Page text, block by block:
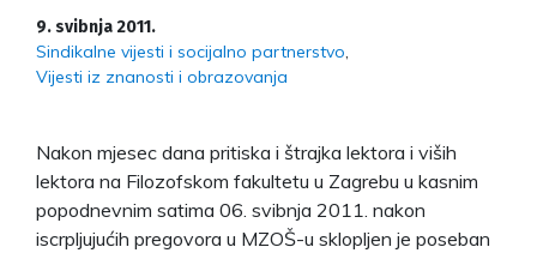
9. svibnja 2011.
Sindikalne vijesti i socijalno partnerstvo
Vijesti iz znanosti i obrazovanja
Nakon mjesec dana pritiska i štrajka lektora i viših
lektora na Filozofskom fakultetu u Zagrebu u kasnim
popodnevnim satima 06. svibnja 2011. nakon
iscrpljujućih pregovora u MZOŠ-u sklopljen je poseban